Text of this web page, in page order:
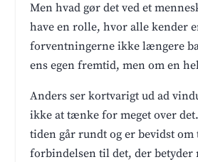
Men hvad gør det ved et
have en rolle, hvor alle kender
forventningerne ikke længere
ens egen fremtid, men om en
Anders ser kortvarigt ud ad
ikke at tænke for meget over
tiden går rundt og er bevidst
forbindelsen til det, der betyder